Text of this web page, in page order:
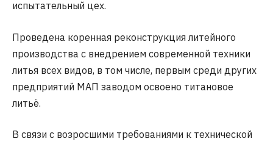
испытательный цех.
Проведена коренная реконструкция литейного
производства с внедрением современной техники
литья всех видов, в том числе, первым среди других
предприятий МАП заводом освоено титановое
литьё.
В связи с возросшими требованиями к технической